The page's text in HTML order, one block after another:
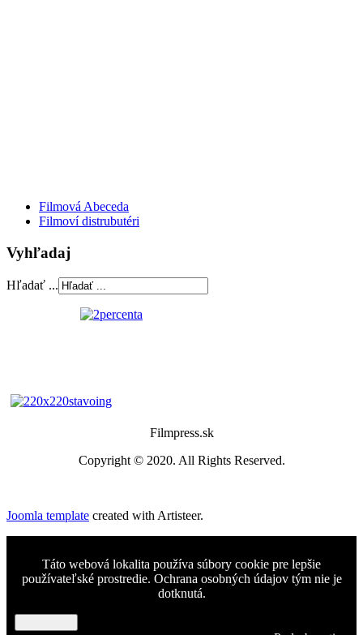
Filmová Abeceda
Filmoví distrubutéri
Vyhľadaj
Hľadať ...
Filmpress.sk
Copyright © 2020. All Rights Reserved.
Joomla template created with Artisteer.
Táto webová lokalita používa súbory cookie pre lepšie
používateľské prostredie. Ochrana osobných údajov tým nie je
dotknutá.